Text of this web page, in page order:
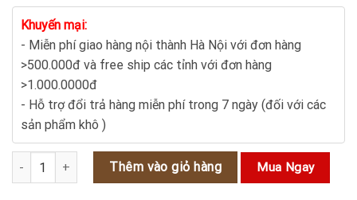
Khuyến mại:
- Miễn phí giao hàng nội thành Hà Nội với đơn hàng
>500.000đ và free ship các tỉnh với đơn hàng
>1.000.0000đ
- Hỗ trợ đổi trả hàng miễn phí trong 7 ngày (đối với các
sản phẩm khô )
Hoàng Cầm: Thảo Dược Quý Giúp Thanh Nhiệt, Giải Độc và Chữa
Thêm vào giỏ hàng Mua Ngay